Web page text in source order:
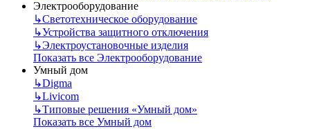
Электрооборудование
↳Светотехническое оборудование
↳Устройства защитного отключения
↳Электроустановочные изделия
Показать все Электрооборудование
Умный дом
↳Digma
↳Livicom
↳Типовые решения «Умный дом»
Показать все Умный дом